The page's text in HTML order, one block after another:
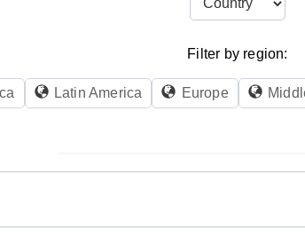
Filter by region:
Latin America Europe